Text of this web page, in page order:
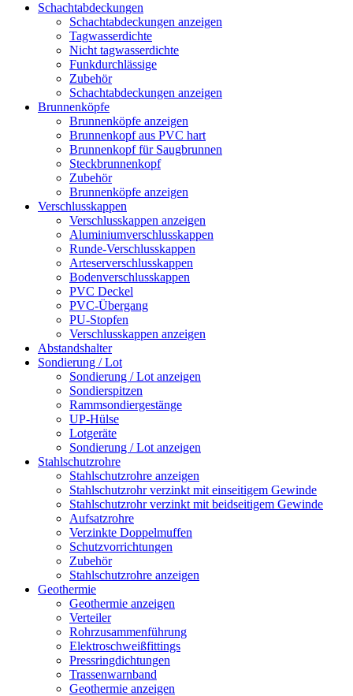
Schachtabdeckungen
Schachtabdeckungen anzeigen
Tagwasserdichte
Nicht tagwasserdichte
Funkdurchlässige
Zubehör
Schachtabdeckungen anzeigen
Brunnenköpfe
Brunnenköpfe anzeigen
Brunnenkopf aus PVC hart
Brunnenkopf für Saugbrunnen
Steckbrunnenkopf
Zubehör
Brunnenköpfe anzeigen
Verschlusskappen
Verschlusskappen anzeigen
Aluminiumverschlusskappen
Runde-Verschlusskappen
Arteserverschlusskappen
Bodenverschlusskappen
PVC Deckel
PVC-Übergang
PU-Stopfen
Verschlusskappen anzeigen
Abstandshalter
Sondierung / Lot
Sondierung / Lot anzeigen
Sondierspitzen
Rammsondiergestänge
UP-Hülse
Lotgeräte
Sondierung / Lot anzeigen
Stahlschutzrohre
Stahlschutzrohre anzeigen
Stahlschutzrohr verzinkt mit einseitigem Gewinde
Stahlschutzrohr verzinkt mit beidseitigem Gewinde
Aufsatzrohre
Verzinkte Doppelmuffen
Schutzvorrichtungen
Zubehör
Stahlschutzrohre anzeigen
Geothermie
Geothermie anzeigen
Verteiler
Rohrzusammenführung
Elektroschweißfittings
Pressringdichtungen
Trassenwarnband
Geothermie anzeigen